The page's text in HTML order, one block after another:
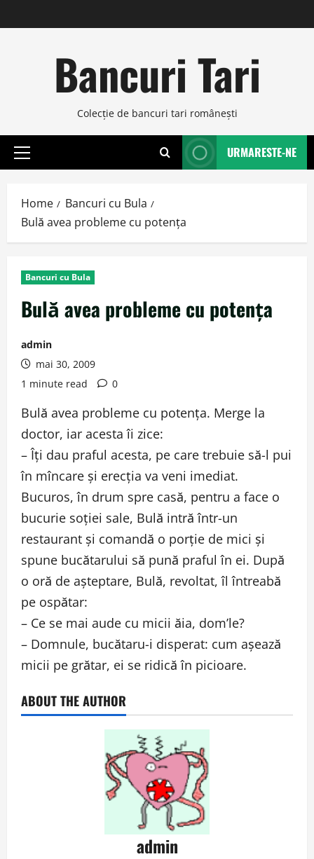
to
Bancuri Tari
Colecţie de bancuri tari româneşti
Primary
URMARESTE-NE
Home
Bancuri cu Bula
Bulă avea probleme cu potenţa
Bancuri cu Bula
Bulă avea probleme cu potenţa
admin
mai 30, 2009
1 minute read
0
Bulă avea probleme cu potenţa. Merge la
doctor, iar acesta îi zice:
– Îţi dau praful acesta, pe care trebuie să-l pui
în mîncare şi erecţia va veni imediat.
Bucuros, în drum spre casă, pentru a face o
bucurie soţiei sale, Bulă intră într-un
restaurant şi comandă o porţie de mici şi
spune bucătarului să pună praful în ei. După
o oră de aşteptare, Bulă, revoltat, îl întreabă
pe ospătar:
– Ce se mai aude cu micii ăia, dom’le?
– Domnule, bucătaru-i disperat: cum aşează
micii pe grătar, ei se ridică în picioare.
ABOUT THE AUTHOR
admin